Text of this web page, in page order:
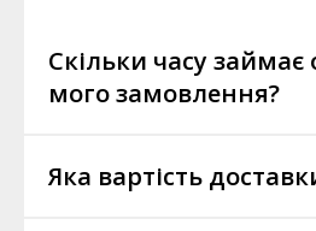
Скільки часу займає
мого замовлення?
Яка вартість